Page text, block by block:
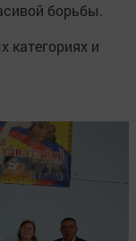
борьбы.
категориях и